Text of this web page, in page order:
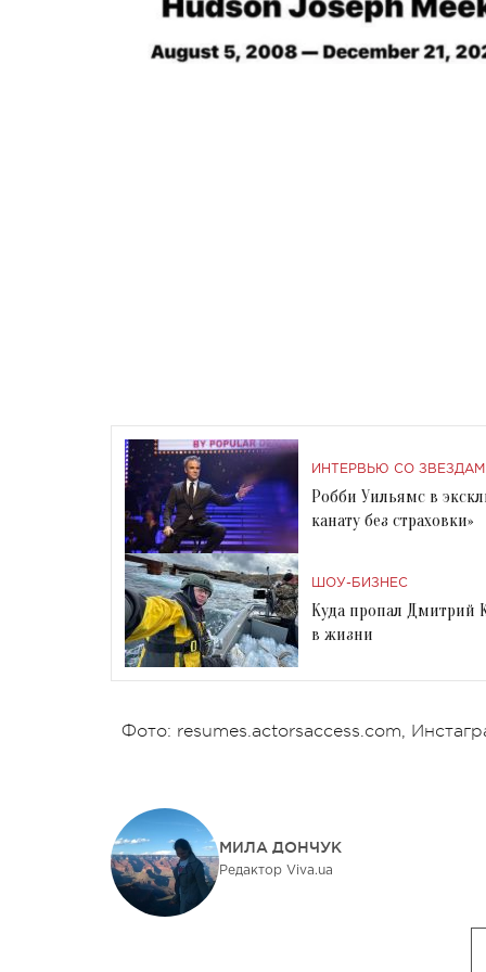
ИНТЕРВЬЮ СО
Робби Уильямс в
канату без страховки»
ШОУ-БИЗНЕС
Куда пропал Дмитрий
в жизни
Фото: resumes.actorsaccess.com,
МИЛА ДОНЧУК
Редактор Viva.ua